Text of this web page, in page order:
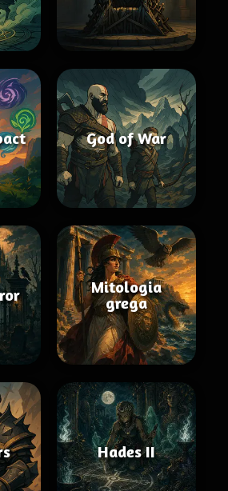
God of War
Mitologia
grega
Hades II